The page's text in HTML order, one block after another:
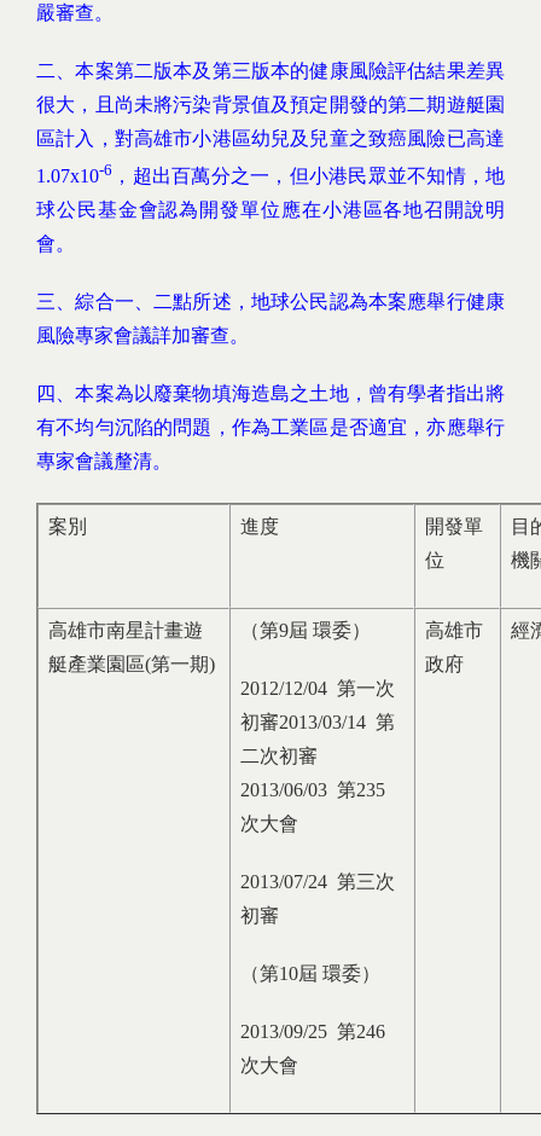
嚴審查。
二、本案第二版本及第三版本的健康風險評估結果差異
很大，且尚未將污染背景值及預定開發的第二期遊艇園
區計入，對高雄市小港區幼兒及兒童之致癌風險已高達
1.07x10-6 ，超出百萬分之一，但小港民眾並不知情，地
球公民基金會認為開發單位應在小港區各地召開說明
會。
三、綜合一、二點所述，地球公民認為本案應舉行健康
風險專家會議詳加審查。
四、本案為以廢棄物填海造島之土地，曾有學者指出將
有不均勻沉陷的問題，作為工業區是否適宜，亦應舉行
專家會議釐清。
案別 進度
開發單
位
目
機
高雄市南星計畫遊
艇產業園區(第一期)
（第9屆 環委）
2012/12/04 第一次
初審2013/03/14 第
二次初審
2013/06/03 第235
次大會
2013/07/24 第三次
初審
（第10屆 環委）
2013/09/25 第246
次大會
高雄市
政府
經